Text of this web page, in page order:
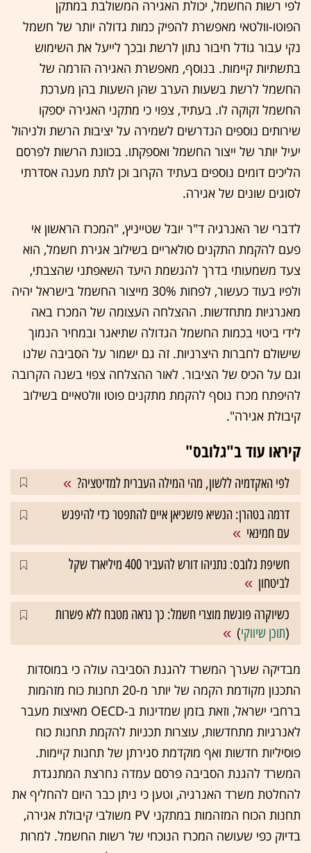
לפי רשות החשמל, יכולת האגירה המשולבת במתקן
הפוטו-וולטאי מאפשרת להפיק כמות גדולה יותר של חשמל
נקי עבור גודל חיבור נתון לרשת ובכך לייעל את השימוש
בתשתיות קיימות. בנוסף, מאפשרת האגירה הזרמה של
החשמל לרשת בשעות הערב שהן השעות בהן מערכת
החשמל זקוקה לו. בעתיד, צפוי כי מתקני האגירה יספקו
שירותים נוספים הנדרשים לשמירה על יציבות הרשת ולניהול
יעיל יותר של ייצור החשמל ואספקתו. בכוונת הרשות לפרסם
הליכים דומים נוספים בעתיד הקרוב וכן לתת מענה אסדרתי
לסוגים שונים של אגירה.
לדברי שר האנרגיה ד"ר יובל שטייניץ, "המכרז הראשון אי
פעם להקמת התקנים סולאריים בשילוב אגירת חשמל, הוא
צעד משמעותי בדרך להגשמת היעד השאפתני שהצבתי,
ולפיו בעוד כעשור, לפחות 30% מייצור החשמל בישראל יהיה
מאנרגיות מתחדשות. ההצלחה העצומה של המכרז באה
לידי ביטוי בכמות החשמל הגדולה שתיאגר ובמחיר הנמוך
שישולם לחברות היצרניות. זה גם ישמור על הסביבה שלנו
וגם על הכיס של הציבור. לאור ההצלחה צפוי בשנה הקרובה
להיפתח מכרז נוסף להקמת מתקנים פוטו וולטאיים בשילוב
קיבולת אגירה".
קיראו עוד ב"גלובס"
לפי האקדמיה ללשון, מהי המילה העברית למדיטציה?
דרמה בטהרן: הנשיא פזשכיאן איים להתפטר כדי להיפגש
עם חמינאי
חשיפת גלובס: נתניהו דורש להעביר 400 מיליארד שקל
לביטחון
כשיוקרה פוגשת מוצרי חשמל: כך נראה מטבח ללא פשרות
(תוכן שיווקי)
מבדיקה שערך המשרד להגנת הסביבה עולה כי במוסדות
התכנון מקודמת הקמה של יותר מ-20 תחנות כוח מזהמות
ברחבי ישראל, וזאת בזמן שמדינות ב-OECD מאיצות מעבר
לאנרגיות מתחדשות, עוצרות תכניות להקמת תחנות כוח
פוסיליות חדשות ואף מוקדמת סגירתן של תחנות קיימות.
המשרד להגנת הסביבה פרסם עמדה נחרצת המתנגדת
להחלטת משרד האנרגיה, וטען כי ניתן כבר היום להחליף את
תחנות הכוח המזהמות במתקני PV משולבי קיבולת אגירה,
בדיוק כפי שעושה המכרז הנוכחי של רשות החשמל. למרות